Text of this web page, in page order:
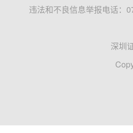
违法和不良信息举报电话：
深圳